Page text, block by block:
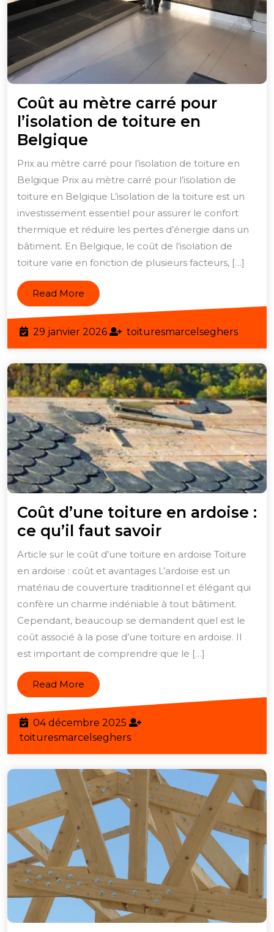
Coût au mètre carré pour
l’isolation de toiture en
Belgique
au
mètre
carré
pour
l’isolation
de
toiture
en
Belgique
Prix au mètre carré pour l’isolation de toiture en
Belgique Prix au mètre carré pour l’isolation de
toiture en Belgique L’isolation de la toiture est un
investissement essentiel pour assurer le confort
thermique et réduire les pertes d’énergie dans un
bâtiment. En Belgique, le coût de l’isolation de
toiture varie en fonction de plusieurs facteurs, […]
Read More Read
More
29 janvier 202629
janvier
toituresmarcelseghers
Coût d’une toiture en ardoise :
ce qu’il faut savoirCoût
d’une
toiture
en
ardoise
:
ce
qu’il
Article sur le coût d’une toiture en ardoise Toiture
en ardoise : coût et avantages L’ardoise est un
matériau de couverture traditionnel et élégant qui
confère un charme indéniable à tout bâtiment.
Cependant, beaucoup se demandent quel est le
coût associé à la pose d’une toiture en ardoise. Il
est important de comprendre que le […]
Read More Read
More
04 décembre 2025 04
décembre
2025
toituresmarcelsegherstoituresmarcelseghers